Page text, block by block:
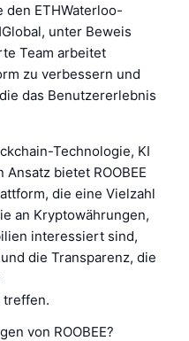
den ETHWaterloo-
unter Beweis
Team arbeitet
zu verbessern und
das Benutzererlebnis
Technologie, KI
bietet ROOBEE
die eine Vielzahl
an Kryptowährungen,
interessiert sind,
die Transparenz, die
treffen.
von ROOBEE?